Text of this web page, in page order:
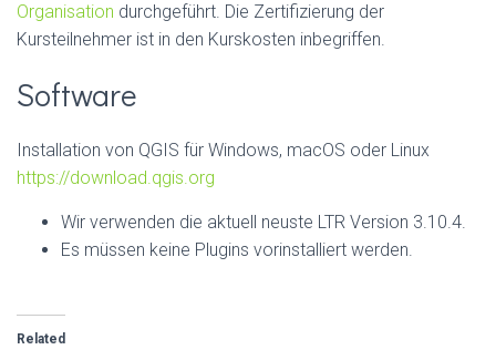
Organisation durchgeführt. Die Zertifizierung der
Kursteilnehmer ist in den Kurskosten inbegriffen.
Software
Installation von QGIS für Windows, macOS oder Linux
https://download.qgis.org
Wir verwenden die aktuell neuste LTR Version 3.10.4.
Es müssen keine Plugins vorinstalliert werden.
Related